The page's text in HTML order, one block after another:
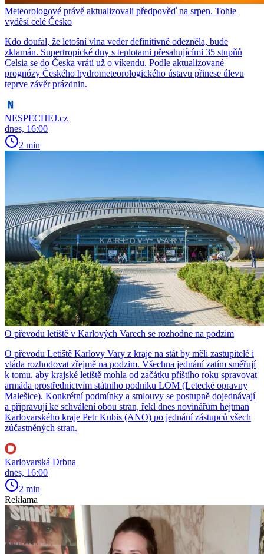
Meteorologové právě aktualizovali předpověď na srpen. Tohle
vyděsí celé Česko
Kdo doufal, že letošní vlna veder definitivně odezněla, bude
zklamán. Supertropické dny s teplotami přesahujícími 35 stupňů
Celsia se do Česka vrátí už o víkendu. Podle aktualizované
prognózy Českého hydrometeorologického ústavu přinese úlevu
teprve závěr prázdnin.
NESPECHEJ.cz
dnes, 16:00
2 min
O převodu letiště v Karlových Varech se rozhodne na podzim
O převodu Letiště Karlovy Vary z kraje na stát by měli zastupitelé i
vláda rozhodovat zřejmě na podzim. Všechna jednání zatím směřují
k tomu, aby krajské letiště mohla od začátku příštího roku spravovat
armáda prostřednictvím státního podniku LOM (Letecké opravny
Malešice). Konkrétní podmínky a smlouvy se postupně dojednávají
a připravují ke schválení obou stran, řekl dnes novinářům hejtman
Karlovarského kraje Petr Kubis (ANO) po jednání zástupců všech
zúčastněných stran.
Karlovarská Drbna
dnes, 16:00
2 min
Reklama